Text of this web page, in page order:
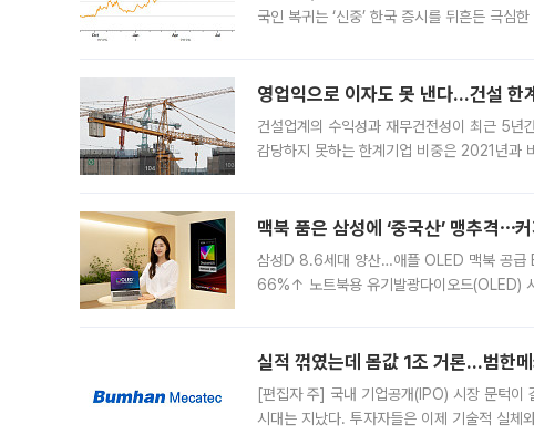
국인 복귀는 ‘신중’ 한국 증시를 뒤흔든 극심
영업익으로 이자도 못 낸다…건설
건설업계의 수익성과 재무건전성이 최근 5년
감당하지 못하는 한계기업 비중은 2021년과
맥북 품은 삼성에 ‘중국산’ 맹추격⋯
삼성D 8.6세대 양산…애플 OLED 맥북 공급
66%↑ 노트북용 유기발광다이오드(OLED)
실적 꺾였는데 몸값 1조 거론…범한
[편집자 주] 국내 기업공개(IPO) 시장 문턱이
시대는 지났다. 투자자들은 이제 기술적 실체